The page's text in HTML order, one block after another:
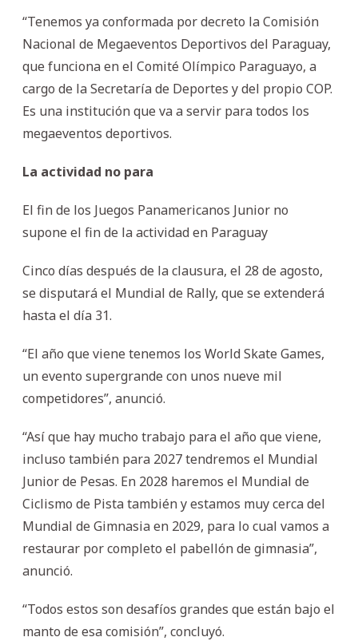
“Tenemos ya conformada por decreto la Comisión
Nacional de Megaeventos Deportivos del Paraguay,
que funciona en el Comité Olímpico Paraguayo, a
cargo de la Secretaría de Deportes y del propio COP.
Es una institución que va a servir para todos los
megaeventos deportivos.
La actividad no para
El fin de los Juegos Panamericanos Junior no
supone el fin de la actividad en Paraguay
Cinco días después de la clausura, el 28 de agosto,
se disputará el Mundial de Rally, que se extenderá
hasta el día 31.
“El año que viene tenemos los World Skate Games,
un evento supergrande con unos nueve mil
competidores”, anunció.
“Así que hay mucho trabajo para el año que viene,
incluso también para 2027 tendremos el Mundial
Junior de Pesas. En 2028 haremos el Mundial de
Ciclismo de Pista también y estamos muy cerca del
Mundial de Gimnasia en 2029, para lo cual vamos a
restaurar por completo el pabellón de gimnasia”,
anunció.
“Todos estos son desafíos grandes que están bajo el
manto de esa comisión”, concluyó.